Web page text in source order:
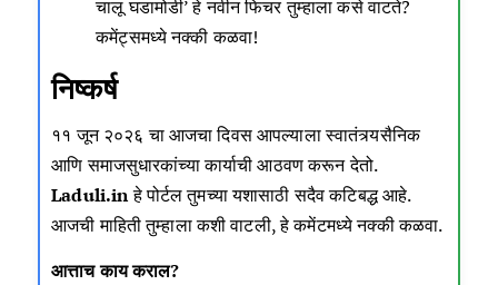
चालू घडामोडी’ हे नवीन फिचर तुम्हाला कसे वाटते?
कमेंट्समध्ये नक्की कळवा!
निष्कर्ष
११ जून २०२६ चा आजचा दिवस आपल्याला स्वातंत्र्यसैनिक
आणि समाजसुधारकांच्या कार्याची आठवण करून देतो.
Laduli.inहे पोर्टल तुमच्या यशासाठी सदैव कटिबद्ध आहे.
आजची माहिती तुम्हाला कशी वाटली, हे कमेंटमध्ये नक्की कळवा.
आत्ताच काय कराल?